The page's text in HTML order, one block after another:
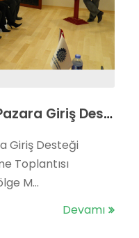
Pazar Araştırması ve Pazara Giriş Desteği Hakkında Tebliğ Bilgilendirme Toplantısı Gerçekleştirildi.
Giriş Desteği
Toplantısı
M...
Devamı